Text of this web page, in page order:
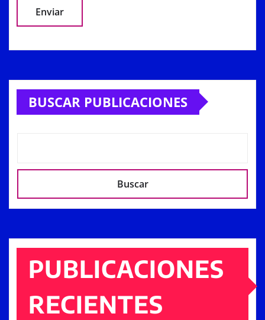
Alternative:
BUSCAR PUBLICACIONES
Buscar
PUBLICACIONES
RECIENTES